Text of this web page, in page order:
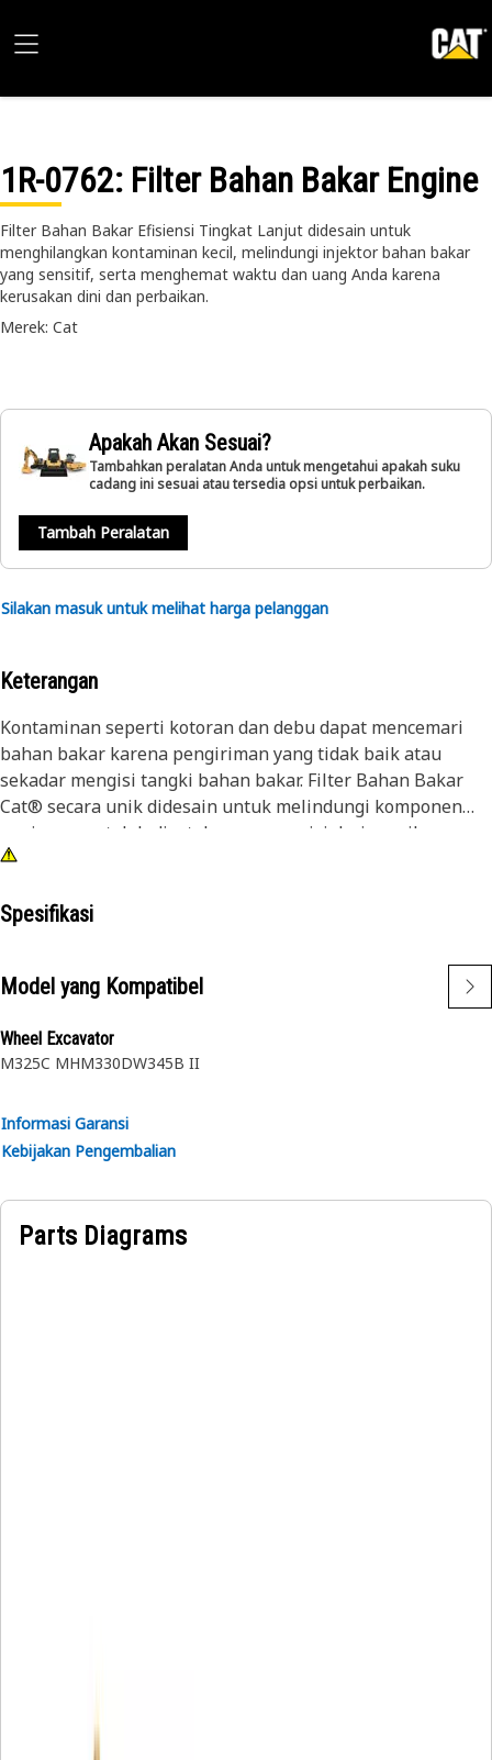
1R-0762: Filter Bahan Bakar Engine
Filter Bahan Bakar Efisiensi Tingkat Lanjut didesain untuk
menghilangkan kontaminan kecil, melindungi injektor bahan bakar
yang sensitif, serta menghemat waktu dan uang Anda karena
kerusakan dini dan perbaikan.
Merek: Cat
Apakah Akan Sesuai?
Tambahkan peralatan Anda untuk mengetahui apakah suku
cadang ini sesuai atau tersedia opsi untuk perbaikan.
Tambah Peralatan
Silakan masuk untuk melihat harga pelanggan
Keterangan
Kontaminan seperti kotoran dan debu dapat mencemari
bahan bakar karena pengiriman yang tidak baik atau
sekadar mengisi tangki bahan bakar. Filter Bahan Bakar
Cat® secara unik didesain untuk melindungi komponen
engine yang telah disetel secara presisi dari serpihan
berbahaya.
Spesifikasi
Model yang Kompatibel
Wheel Excavator
M325C MHM330DW345B II
Informasi Garansi
Kebijakan Pengembalian
Parts Diagrams